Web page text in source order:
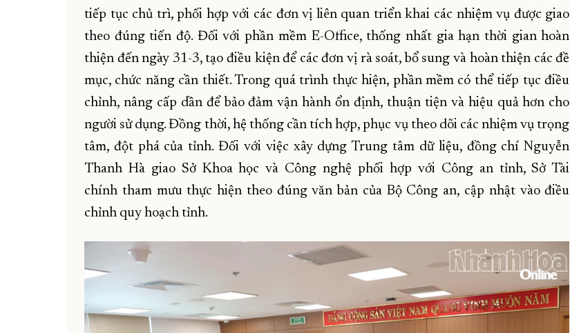
tiếp tục chủ trì, phối hợp với các đơn vị liên quan triển khai các nhiệm vụ được giao
theo đúng tiến độ. Đối với phần mềm E-Office, thống nhất gia hạn thời gian hoàn
thiện đến ngày 31-3, tạo điều kiện để các đơn vị rà soát, bổ sung và hoàn thiện các đề
mục, chức năng cần thiết. Trong quá trình thực hiện, phần mềm có thể tiếp tục điều
chỉnh, nâng cấp dần để bảo đảm vận hành ổn định, thuận tiện và hiệu quả hơn cho
người sử dụng. Đồng thời, hệ thống cần tích hợp, phục vụ theo dõi các nhiệm vụ trọng
tâm, đột phá của tỉnh. Đối với việc xây dựng Trung tâm dữ liệu, đồng chí Nguyễn
Thanh Hà giao Sở Khoa học và Công nghệ phối hợp với Công an tỉnh, Sở Tài
chính tham mưu thực hiện theo đúng văn bản của Bộ Công an, cập nhật vào điều
chỉnh quy hoạch tỉnh.